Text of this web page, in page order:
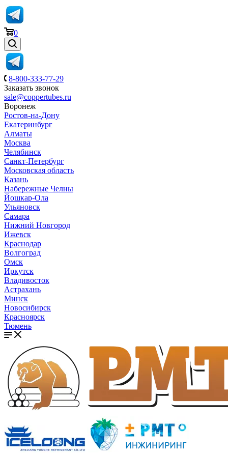
0
8-800-333-77-29
Заказать звонок
sale@coppertubes.ru
Воронеж
Ростов-на-Дону
Екатеринбург
Алматы
Москва
Челябинск
Санкт-Петербург
Московская область
Казань
Набережные Челны
Йошкар-Ола
Ульяновск
Самара
Нижний Новгород
Ижевск
Краснодар
Волгоград
Омск
Иркутск
Владивосток
Астрахань
Минск
Новосибирск
Красноярск
Тюмень